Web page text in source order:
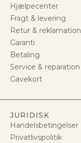
Hjælpecenter
Fragt & levering
Retur & reklamation
Garanti
Betaling
Service & reparation
Gavekort
JURIDISK
Handelsbetingelser
Privatlivspolitik